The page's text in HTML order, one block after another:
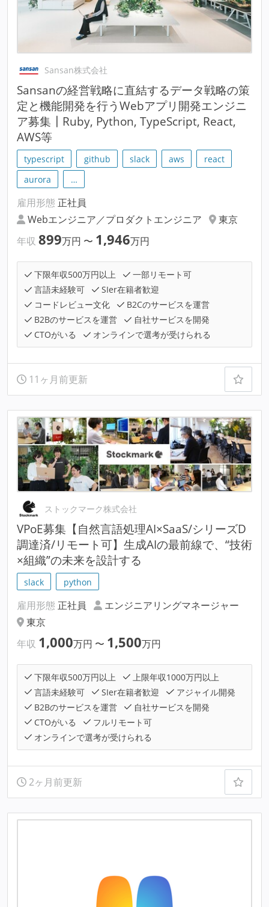
Sansan株式会社
Sansanの経営戦略に直結するデータ戦略の策
定と機能開発を行うWebアプリ開発エンジニ
ア募集┃Ruby, Python, TypeScript, React,
AWS等
typescript github slack aws
react
aurora
…
雇用形態 正社員
Webエンジニア／プロダクトエンジニア
東京
年収 899万円 〜 1,946万円
下限年収500万円以上
一部リモート可
言語未経験可
SIer在籍者歓迎
コードレビュー文化
B2Cのサービスを運営
B2Bのサービスを運営
自社サービスを開発
CTOがいる
オンラインで選考が受けられる
11ヶ月前更新
ストックマーク株式会社
VPoE募集【自然言語処理AI×SaaS/シリーズD
調達済/リモート可】生成AIの最前線で、“技術
×組織”の未来を設計する
slack python
雇用形態 正社員
エンジニアリングマネージャー
東京
年収 1,000万円 〜 1,500万円
下限年収500万円以上
上限年収1000万円以上
言語未経験可
SIer在籍者歓迎
アジャイル開発
B2Bのサービスを運営
自社サービスを開発
CTOがいる
フルリモート可
オンラインで選考が受けられる
2ヶ月前更新